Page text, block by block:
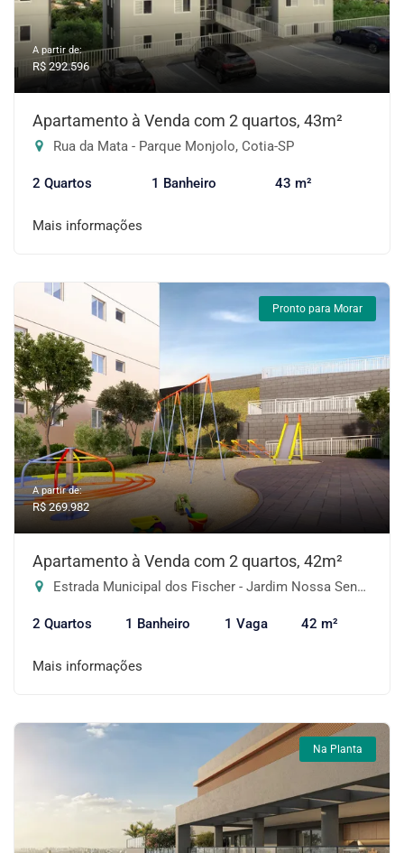
A partir de:
R$ 292.596
Apartamento à Venda com 2 quartos, 43m²
Rua da Mata - Parque Monjolo, Cotia-SP
2 Quartos 1 Banheiro 43 m²
Mais informações
Pronto para Morar
A partir de:
R$ 269.982
Apartamento à Venda com 2 quartos, 42m²
Estrada Municipal dos Fischer - Jardim Nossa Senhora das Graças, Cotia-SP
2 Quartos 1 Banheiro 1 Vaga 42 m²
Mais informações
Na Planta